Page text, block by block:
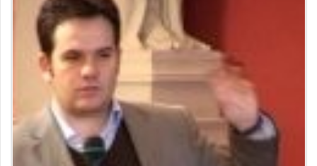
Intézményi kezdőlap
Bejelentkezés
Intézményi felfedezés
Kategóriák
Intézményi listák